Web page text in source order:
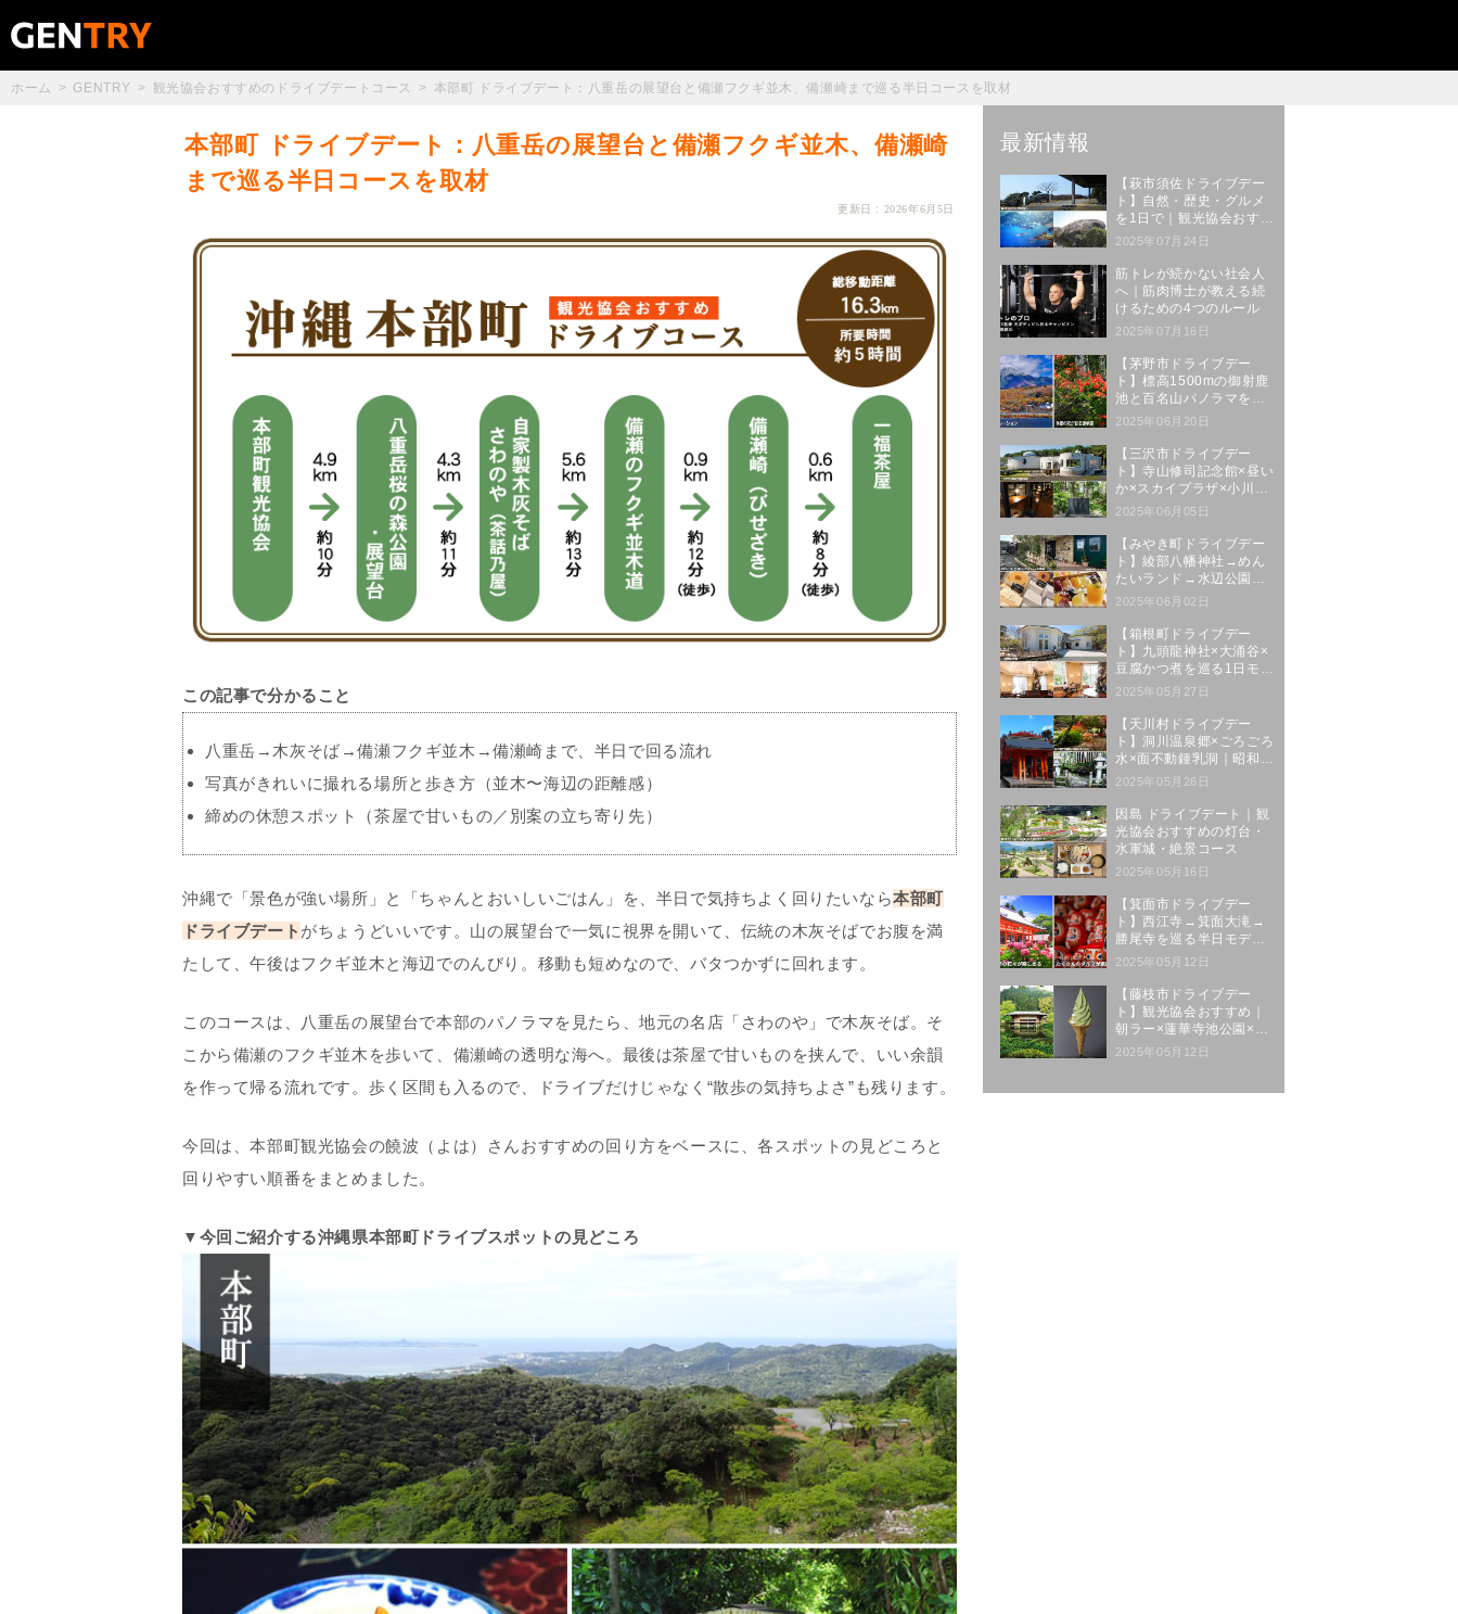
ホーム GENTRY 観光協会おすすめのドライブデートコース 本部町 ドライブデート：八重岳の展望台と備瀬フクギ並木、備瀬崎まで巡る半日コースを取材
本部町 ドライブデート：八重岳の展望台と備瀬フクギ並木、備瀬崎
まで巡る半日コースを取材
更新日 : 2026年6月5日
この記事で分かること
八重岳→木灰そば→備瀬フクギ並木→備瀬崎まで、半日で回る流れ
写真がきれいに撮れる場所と歩き方（並木〜海辺の距離感）
締めの休憩スポット（茶屋で甘いもの／別案の立ち寄り先）
沖縄で「景色が強い場所」と「ちゃんとおいしいごはん」を、半日で気持ちよく回りたいなら本部町
ドライブデート がちょうどいいです。山の展望台で一気に視界を開いて、伝統の木灰そばでお腹を満
たして、午後はフクギ並木と海辺でのんびり。移動も短めなので、バタつかずに回れます。
このコースは、八重岳の展望台で本部のパノラマを見たら、地元の名店「さわのや」で木灰そば。そ
こから備瀬のフクギ並木を歩いて、備瀬崎の透明な海へ。最後は茶屋で甘いものを挟んで、いい余韻
を作って帰る流れです。歩く区間も入るので、ドライブだけじゃなく“散歩の気持ちよさ”も残ります。
今回は、本部町観光協会の饒波（よは）
さんおすすめの回り方をベースに、各スポットの見どころと
回りやすい順番をまとめました。
▼今回ご紹介する沖縄県本部町ドライブスポットの見どころ
最新情報
【萩市須佐ドライブデー
ト】自然・歴史・グルメ
を1日で｜観光協会おすす
めルート
2025年07月24日
筋トレが続かない社会人
へ｜筋肉博士が教える続
けるための4つのルール
2025年07月16日
【茅野市ドライブデー
ト】標高1500mの御射鹿
池と百名山パノラマを楽
しむ絶景ルート
2025年06月20日
【三沢市ドライブデー
ト】寺山修司記念館×昼い
か×スカイプラザ×小川原
湖｜三沢駅発5時間コース
2025年06月05日
【みやき町ドライブデー
ト】綾部八幡神社→めん
たいランド→水辺公園→
人気スイーツの王道ルー
2025年06月02日
【箱根町ドライブデー
ト】九頭龍神社×大涌谷×
豆腐かつ煮を巡る1日モデ
ルコース
2025年05月27日
【天川村ドライブデー
ト】洞川温泉郷×ごろごろ
水×面不動鍾乳洞｜昭和レ
トロな温泉街を巡る1日
2025年05月26日
因島 ドライブデート｜観
光協会おすすめの灯台・
水軍城・絶景コース
2025年05月16日
【箕面市ドライブデー
ト】西江寺→箕面大滝→
勝尾寺を巡る半日モデル
コース
2025年05月12日
【藤枝市ドライブデー
ト】観光協会おすすめ｜
朝ラー×蓮華寺池公園×玉
露体験
2025年05月12日